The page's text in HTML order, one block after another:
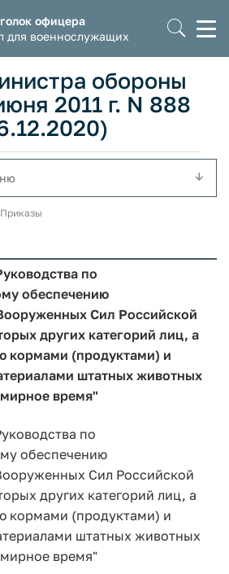
офицера
для военнослужащих
обороны
2011 г. N 888
по
обеспечению
Сил Российской
других категорий лиц, а
кормами (продуктами) и
штатных животных
время"
по
обеспечению
Сил Российской
других категорий лиц, а
кормами (продуктами) и
штатных животных
время"